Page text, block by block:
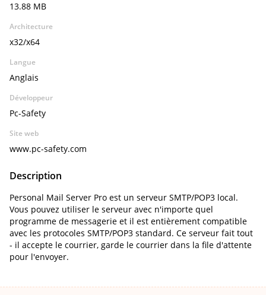
13.88 MB
Architecture
x32/x64
Langue
Anglais
Développeur
Pc-Safety
Site web
www.pc-safety.com
Description
Personal Mail Server Pro est un serveur SMTP/POP3 local.
Vous pouvez utiliser le serveur avec n'importe quel
programme de messagerie et il est entièrement compatible
avec les protocoles SMTP/POP3 standard. Ce serveur fait tout
- il accepte le courrier, garde le courrier dans la file d'attente
pour l'envoyer.